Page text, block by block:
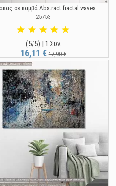
σε καμβά Abstract fractal waves
25753
(5/5) | 1 Συν.
16,11 €17,90 €